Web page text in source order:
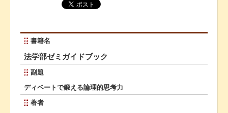
書籍名
法学部ゼミガイドブック
副題
ディベートで鍛える論理的思考力
著者